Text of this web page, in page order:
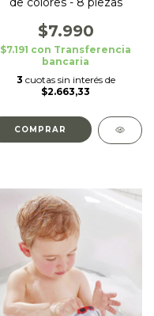
$7.990
$7.191 con Transferencia
bancaria
3 cuotas sin interés de
$2.663,33